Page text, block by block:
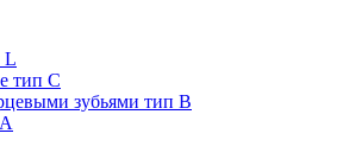
L
тип C
зубьями тип B